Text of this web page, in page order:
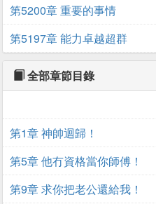
第5200章 重要的事情
第5197章 能力卓越超群
全部章節目錄
第1章 神帥迴歸！
第5章 他冇資格當你師傅！
第9章 求你把老公還給我！